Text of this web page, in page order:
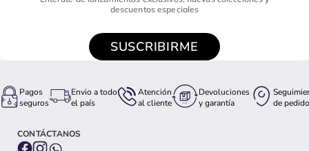
descuentos especiales
SUSCRIBIRME
Pagos
seguros
Envio a todo
el país
Atención
al cliente
Devoluciones
y garantía
de pedido
CONTÁCTANOS